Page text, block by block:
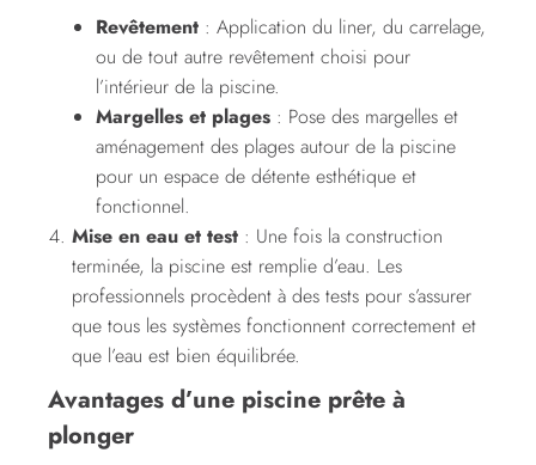
Revêtement : Application du liner, du carrelage,
ou de tout autre revêtement choisi pour
l’intérieur de la piscine.
Margelles et plages : Pose des margelles et
aménagement des plages autour de la piscine
pour un espace de détente esthétique et
fonctionnel.
Mise en eau et test : Une fois la construction
terminée, la piscine est remplie d’eau. Les
professionnels procèdent à des tests pour s’assurer
que tous les systèmes fonctionnent correctement et
que l’eau est bien équilibrée.
Avantages d’une piscine prête à
plonger